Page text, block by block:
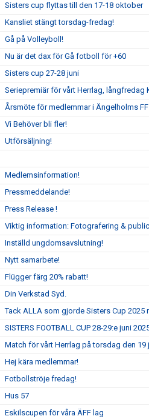
Sisters cup flyttas till den 17-18 oktober
Kansliet stängt torsdag-fredag!
Gå på Volleyboll!
Nu är det dax för Gå fotboll för +60
Sisters cup 27-28 juni
Seriepremiär för vårt Herrlag, långfredag
Årsmöte för medlemmar i Ängelholms FF
Vi Behöver bli fler!
Utförsäljning!
Medlemsinformation!
Pressmeddelande!
Press Release !
Viktig information: Fotografering &
Inställd ungdomsavslutning!
Nytt samarbete!
Flügger färg 20% rabatt!
Din Verkstad Syd.
Tack ALLA som gjorde Sisters Cup 2025
SISTERS FOOTBALL CUP 28-29:e juni
Match för vårt Herrlag på torsdag den 19
Hej kära medlemmar!
Fotbollströje fredag!
Hus 57
Eskilscupen för våra ÄFF lag